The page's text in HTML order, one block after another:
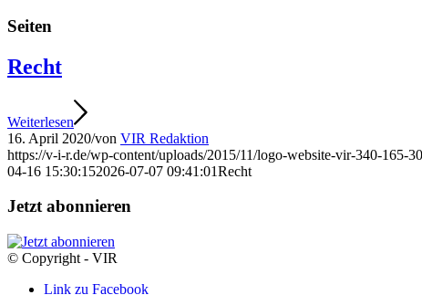
Seiten
Recht
Weiterlesen
16. April 2020/von VIR Redaktion
https://v-i-r.de/wp-content/uploads/2015/11/logo-website-vir-340-165-
04-16 15:30:152026-07-07 09:41:01Recht
Jetzt abonnieren
© Copyright - VIR
Link zu Facebook